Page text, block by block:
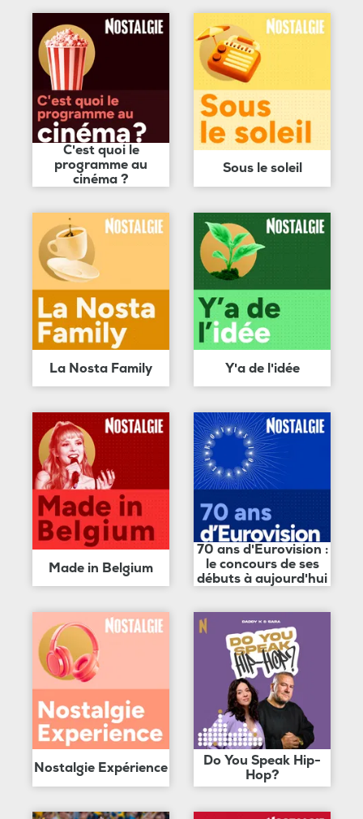
C'est quoi le
programme au
cinéma ?
Sous le soleil
La Nosta Family Y'a de l'idée
Made in Belgium
70 ans d'Eurovision :
le concours de ses
débuts à aujourd'hui
Nostalgie Expérience
Do You Speak Hip-
Hop?